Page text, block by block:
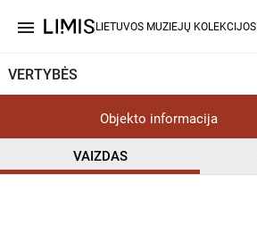
menu LIETUVOS MUZIEJŲ KOLEKCIJOS
VERTYBĖS
Objekto informacija
VAIZDAS